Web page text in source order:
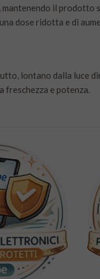
il prodotto
dose ridotta e di
lontano dalla luce
freschezza e potenza.